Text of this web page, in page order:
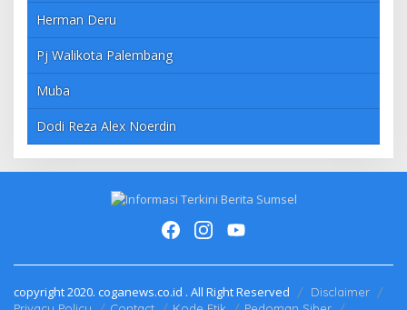
Herman Deru
Pj Walikota Palembang
Muba
Dodi Reza Alex Noerdin
copyright 2020. coganews.co.id . All Right Reserved
Disclaimer